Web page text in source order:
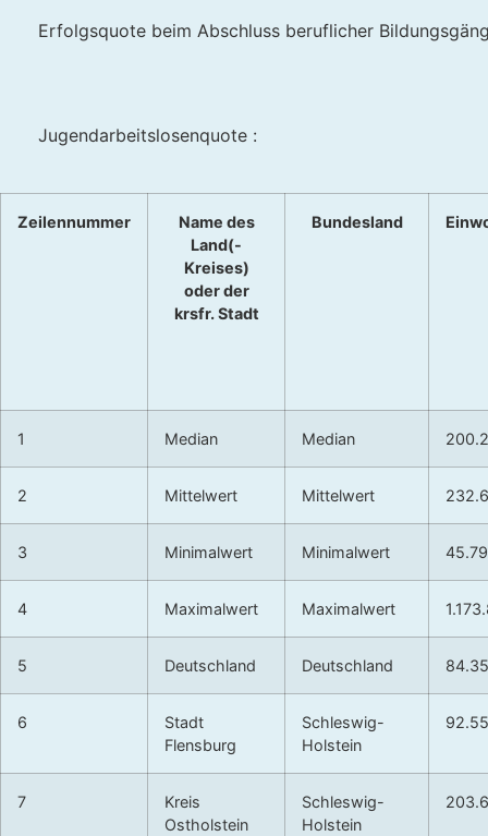
Erfolgsquote beim Abschluss beruflicher
Jugendarbeitslosenquote :
Zeilennummer
Name des
Land(-
Kreises)
oder der
krsfr. Stadt
Bundesland
1 Median Median
2 Mittelwert Mittelwert
3 Minimalwert Minimalwert
4 Maximalwert Maximalwert
5 Deutschland Deutschland
6
Stadt
Flensburg
Schleswig-
Holstein
7
Kreis
Ostholstein
Schleswig-
Holstein